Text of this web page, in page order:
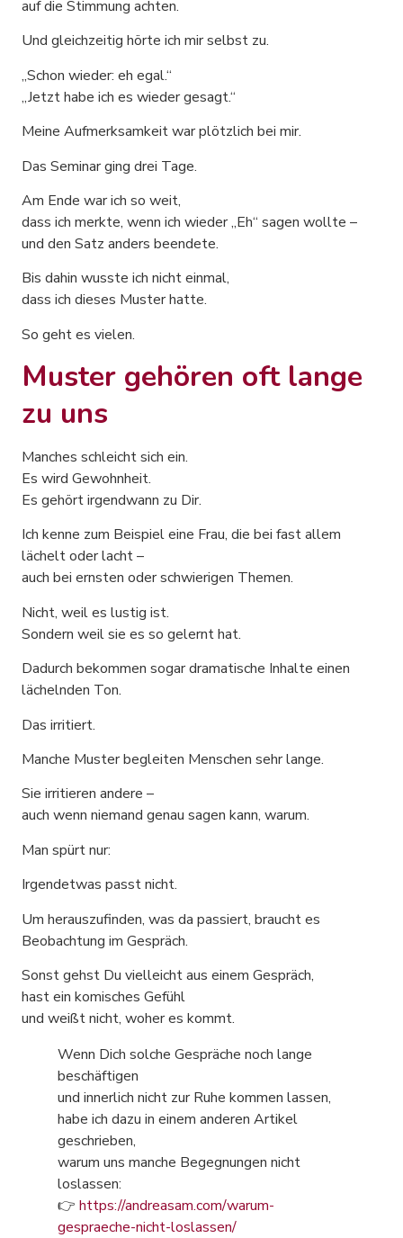
auf die Stimmung achten.
Und gleichzeitig hörte ich mir selbst zu.
„Schon wieder: eh egal.“
„Jetzt habe ich es wieder gesagt.“
Meine Aufmerksamkeit war plötzlich bei mir.
Das Seminar ging drei Tage.
Am Ende war ich so weit,
dass ich merkte, wenn ich wieder „Eh“ sagen wollte –
und den Satz anders beendete.
Bis dahin wusste ich nicht einmal,
dass ich dieses Muster hatte.
So geht es vielen.
Muster gehören oft lange
zu uns
Manches schleicht sich ein.
Es wird Gewohnheit.
Es gehört irgendwann zu Dir.
Ich kenne zum Beispiel eine Frau, die bei fast allem
lächelt oder lacht –
auch bei ernsten oder schwierigen Themen.
Nicht, weil es lustig ist.
Sondern weil sie es so gelernt hat.
Dadurch bekommen sogar dramatische Inhalte einen
lächelnden Ton.
Das irritiert.
Manche Muster begleiten Menschen sehr lange.
Sie irritieren andere –
auch wenn niemand genau sagen kann, warum.
Man spürt nur:
Irgendetwas passt nicht.
Um herauszufinden, was da passiert, braucht es
Beobachtung im Gespräch.
Sonst gehst Du vielleicht aus einem Gespräch,
hast ein komisches Gefühl
und weißt nicht, woher es kommt.
Wenn Dich solche Gespräche noch lange
beschäftigen
und innerlich nicht zur Ruhe kommen lassen,
habe ich dazu in einem anderen Artikel
geschrieben,
warum uns manche Begegnungen nicht
loslassen:
👉 https://andreasam.com/warum-
gespraeche-nicht-loslassen/